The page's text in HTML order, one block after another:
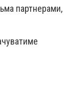
партнерами,